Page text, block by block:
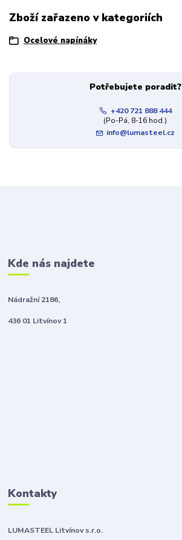
Zboží zařazeno v kategoriích
Ocelové napínáky
Potřebujete poradit?
+420 721 888 444
(Po-Pá, 8-16 hod.)
info@lumasteel.cz
Kde nás najdete
Nádražní 2186,
436 01 Litvínov 1
Kontakty
LUMASTEEL Litvínov s.r.o.